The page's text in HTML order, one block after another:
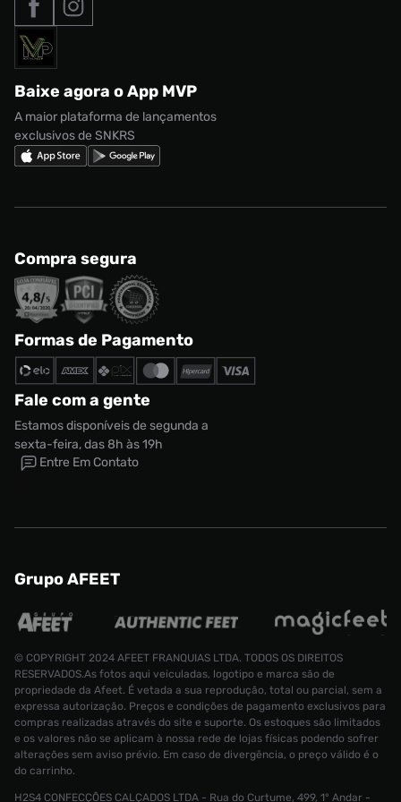
CONTINUAR COMPRANDO
Tênis Air Jordan 6 Retro Feminino
Tamanho:
35
R$ 1799,99
R$ 1169,99
Acessórios
Marcas
adidas Adi2000
adidas Campus
Nike Shox
Termos de uso
Política de privacidade
Regulamento CRM/ CASHBACK
Regulamento Cupom
Formas de Pagamento
Solicite seus dados
Baixe agora o App MVP
A maior plataforma de lançamentos
exclusivos de SNKRS
Compra segura
Formas de Pagamento
Fale com a gente
Estamos disponíveis de segunda a
sexta-feira, das 8h às 19h
Entre Em Contato
Grupo AFEET
© COPYRIGHT 2024 AFEET FRANQUIAS LTDA. TODOS OS DIREITOS
RESERVADOS.As fotos aqui veiculadas, logotipo e marca são de
propriedade da Afeet. É vetada a sua reprodução, total ou parcial, sem a
expressa autorização. Preços e condições de pagamento exclusivos para
compras realizadas através do site e suporte. Os estoques são limitados
e os valores não se aplicam à nossa rede de lojas físicas podendo sofrer
alterações sem aviso prévio. Em caso de divergência, o preço válido é o
do carrinho.
H2S4 CONFECÇÕES CALÇADOS LTDA - Rua do Curtume, 499, 1° Andar -